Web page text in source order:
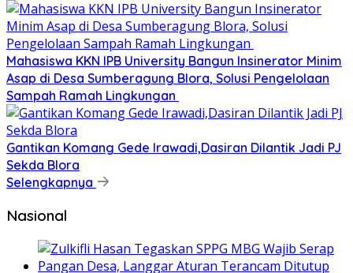
Mahasiswa KKN IPB University Bangun Insinerator Minim
Asap di Desa Sumberagung Blora, Solusi Pengelolaan
Sampah Ramah Lingkungan ‎
Gantikan Komang Gede Irawadi,Dasiran Dilantik Jadi PJ
Sekda Blora
Selengkapnya
Nasional